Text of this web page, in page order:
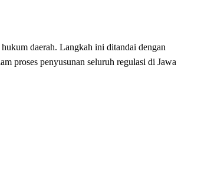
daerah. Langkah ini ditandai dengan
proses penyusunan seluruh regulasi di Jawa